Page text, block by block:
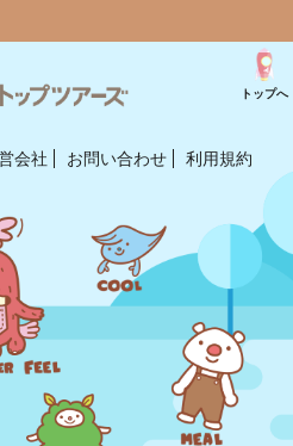
会社 お問い合わせ 利用規約
トップへ